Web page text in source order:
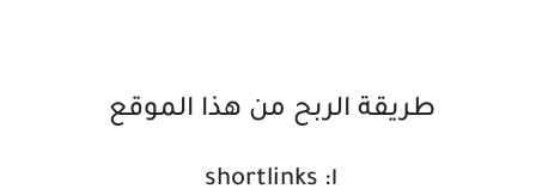
طريقة الربح من هذا الموقع
١: shortlinks